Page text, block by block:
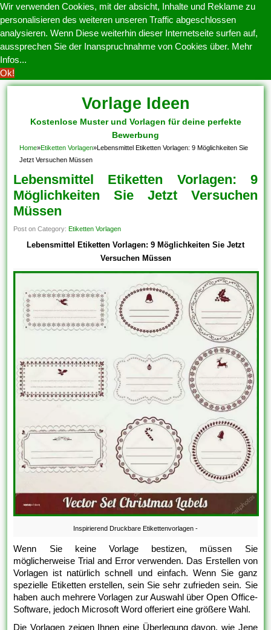
Wir verwenden Cookies, mit der absicht, Inhalte und Reklame zu
personalisieren des weiteren unseren Traffic abgeschlossen
analysieren. Wenn Diese weiterhin dieser Internetseite surfen auf,
aussprechen Sie der Inanspruchnahme von Cookies über. Mehr
Infos...
Ok!
Vorlage Ideen
Kostenlose Muster und Vorlagen für deine perfekte
Bewerbung
Home»Etiketten Vorlagen»Lebensmittel Etiketten Vorlagen: 9 Möglichkeiten Sie
Jetzt Versuchen Müssen
Lebensmittel Etiketten Vorlagen: 9
Möglichkeiten Sie Jetzt Versuchen
Müssen
Post on Category:Etiketten Vorlagen
Lebensmittel Etiketten Vorlagen: 9 Möglichkeiten Sie Jetzt
Versuchen Müssen
Inspirierend Druckbare Etikettenvorlagen -
Wenn Sie keine Vorlage bestizen, müssen Sie
möglicherweise Trial and Error verwenden. Das Erstellen von
Vorlagen ist natürlich schnell und einfach. Wenn Sie ganz
spezielle Etiketten erstellen, sein Sie sehr zufrieden sein. Sie
haben auch mehrere Vorlagen zur Auswahl über Open Office-
Software, jedoch Microsoft Word offeriert eine größere Wahl.
Die Vorlagen zeigen Ihnen eine Überlegung davon, wie Jene